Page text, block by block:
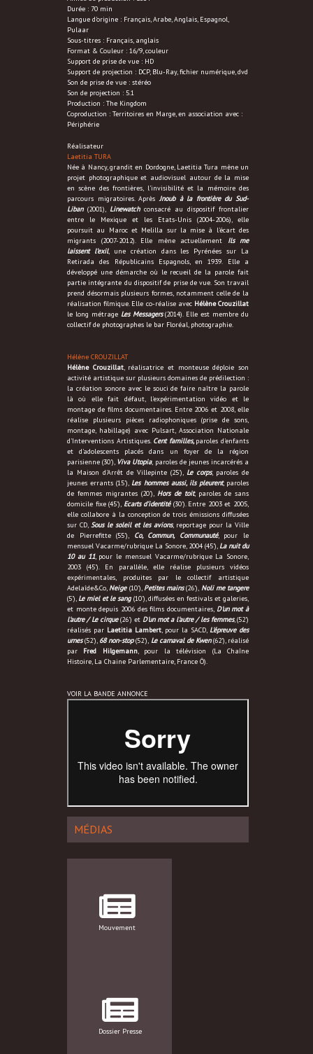
Durée : 70 min
Langue d’origine : Français, Arabe, Anglais, Espagnol,
Pulaar
Sous-titres : Français, anglais
Format & Couleur : 16/9, couleur
Support de prise de vue : HD
Support de projection : DCP, Blu-Ray, fichier numérique, dvd
Son de prise de vue : stéréo
Son de projection : 5.1
Production : The Kingdom
Coproduction : Territoires en Marge, en association avec :
Périphérie
Réalisateur
Laetitia TURA
Née à Nancy, grandit en Dordogne, Laetitia Tura mène un
projet photographique et audiovisuel autour de la mise
en scène des frontières, l’invisibilité et la mémoire des
parcours migratoires. AprèsJnoub à la frontière du Sud-
Liban (2001), Linewatchconsacré au dispositif frontalier
entre le Mexique et les Etats-Unis (2004-2006), elle
poursuit au Maroc et Melilla sur la mise à l’écart des
migrants (2007-2012). Elle mène actuellement
Ils me
laissent l’exil, une création dans les Pyrénées sur La
Retirada des Républicains Espagnols, en 1939. Elle a
développé une démarche où le recueil de la parole fait
partie intégrante du dispositif de prise de vue. Son travail
prend désormais plusieurs formes, notamment celle de la
réalisation filmique. Elle co-réalise avec Hélène Crouzillat
le long métrage Les Messagers(2014). Elle est membre du
collectif de photographes le bar Floréal, photographie.
Hélène CROUZILLAT
Hélène Crouzillat, réalisatrice et monteuse déploie son
activité artistique sur plusieurs domaines de prédilection :
la création sonore avec le souci de faire naître la parole
là où elle fait défaut, l'expérimentation vidéo et le
montage de films documentaires. Entre 2006 et 2008, elle
réalise plusieurs pièces radiophoniques (prise de sons,
montage, habillage) avec Pulsart, Association Nationale
d'Interventions Artistiques. Cent familles,paroles d'enfants
et d'adolescents placés dans un foyer de la région
parisienne (30'), Viva Utopia, paroles de jeunes incarcérés a
la Maison d'Arrêt de Villepinte (25'), Le corps, paroles de
jeunes errants (15'), Les hommes aussi, ils pleurent, paroles
de femmes migrantes (20'), Hors de toit, paroles de sans
domicile fixe (45'), Ecarts d'identité(30'). Entre 2003 et 2005,
elle collabore à la conception de trois émissions diffusées
sur CD, Sous le soleil et les avions, reportage pour la Ville
de Pierrefitte (55'), Co, Commun, Communauté, pour le
mensuel Vacarme/rubrique La Sonore, 2004 (45'), La nuit du
10 au 11, pour le mensuel Vacarme/rubrique La Sonore,
2003 (45'). En parallèle, elle réalise plusieurs vidéos
expérimentales, produites par le collectif artistique
Adelaîde&Co, Neige(10'), Petites mains(26'), Noli me tangere
(5'), Le miel et le sang(10'), diffusées en festivals et galeries,
et monte depuis 2006 des films documentaires, D'un mot à
l'autre / Le cirque(26') et D'un mot a l'autre / les femmes, (52')
réalisés par Laetitia Lambert, pour la SACD, L'épreuve des
urnes(52'), 68 non-stop(52'), Le carnaval de Kwen(62'), réalisé
par Fred Hilgemann, pour la télévision (La Chaîne
Histoire, La Chaine Parlementaire, France Ô).
VOIR LA BANDE ANNONCE
MÉDIAS
Mouvement
Dossier Presse